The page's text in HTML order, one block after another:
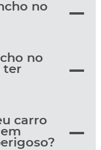
no
no
ter
carro